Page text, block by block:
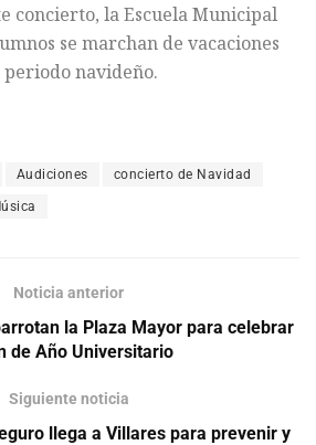
concierto, la Escuela Municipal
se marchan de vacaciones
navideño.
Audiciones concierto de Navidad
Noticia anterior
la Plaza Mayor para celebrar
de Año Universitario
Siguiente noticia
llega a Villares para prevenir y